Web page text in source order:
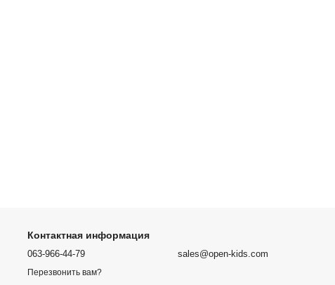
Контактная информация
063-966-44-79
Перезвонить вам?
sales@open-kids.com